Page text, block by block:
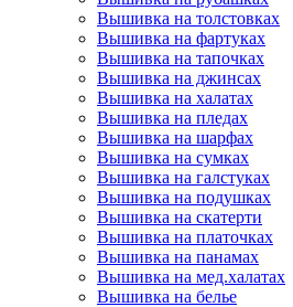
Вышивка на толстовках
Вышивка на фартуках
Вышивка на тапочках
Вышивка на джинсах
Вышивка на халатах
Вышивка на пледах
Вышивка на шарфах
Вышивка на сумках
Вышивка на галстуках
Вышивка на подушках
Вышивка на скатерти
Вышивка на платочках
Вышивка на панамах
Вышивка на мед.халатах
Вышивка на белье